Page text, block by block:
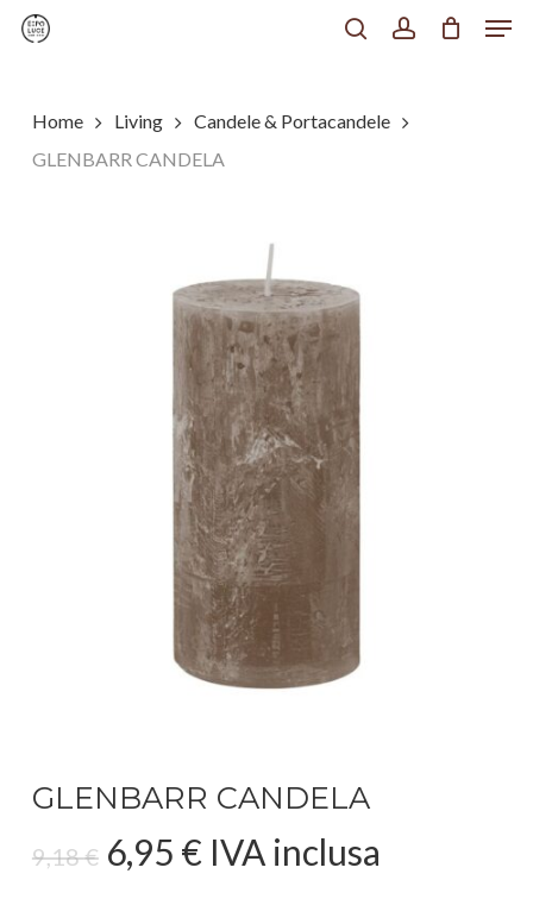
Skip
content
Home Living
Candele & Portacandele
GLENBARR CANDELA
GLENBARR CANDELA
9,18€ Il
6,95 €IlIVA inclusa